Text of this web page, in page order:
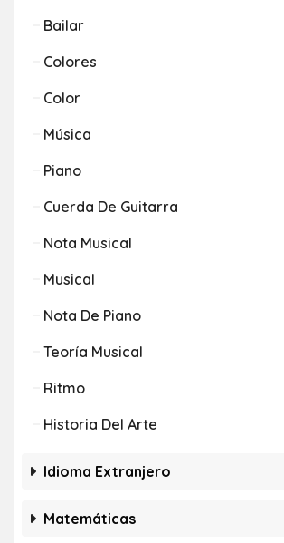
Bailar
Colores
Color
Música
Piano
Cuerda De Guitarra
Nota Musical
Musical
Nota De Piano
Teoría Musical
Ritmo
Historia Del Arte
Idioma Extranjero
Matemáticas